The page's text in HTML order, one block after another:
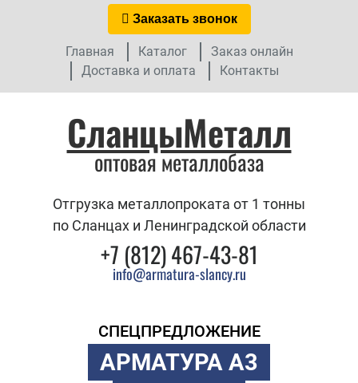
Заказать звонок
Главная Каталог
Заказ онлайн
Доставка и оплата
Контакты
СланцыМеталл
оптовая металлобаза
Отгрузка металлопроката от 1 тонны
по Сланцах и Ленинградской области
+7 (812) 467-43-81
info@armatura-slancy.ru
СПЕЦПРЕДЛОЖЕНИЕ
АРМАТУРА А3